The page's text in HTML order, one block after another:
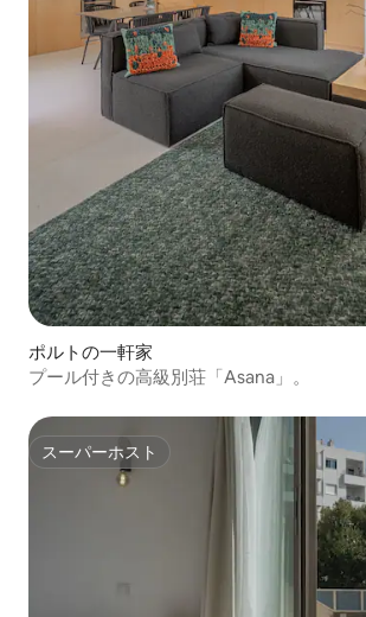
ポルトの一軒家
プール付きの高級別荘「Asana」。
スーパーホスト
スーパーホスト